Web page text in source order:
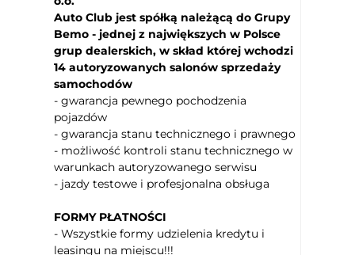
Kamera parkowania tył
Lusterka boczne ustawiane elektrycznie
Podgrzewane lusterka boczne
Lusterka boczne składane elektrycznie
Ogranicznik prędkości
Kontrola trakcji
Czujnik zmierzchu
Światła do jazdy dziennej
Lampy przeciwmgielne
System Start/Stop
Elektroniczna kontrola ciśnienia w
oponach
Auto Club jest spółką należącą do Grupy
Bemo - jednej z największych w Polsce
grup dealerskich, w skład której wchodzi
14 autoryzowanych salonów sprzedaży
samochodów
- gwarancja pewnego pochodzenia
pojazdów
- gwarancja stanu technicznego i prawnego
- możliwość kontroli stanu technicznego w
warunkach autoryzowanego serwisu
- jazdy testowe i profesjonalna obsługa
FORMY PŁATNOŚCI
- Wszystkie formy udzielenia kredytu i
leasingu na miejscu!!!